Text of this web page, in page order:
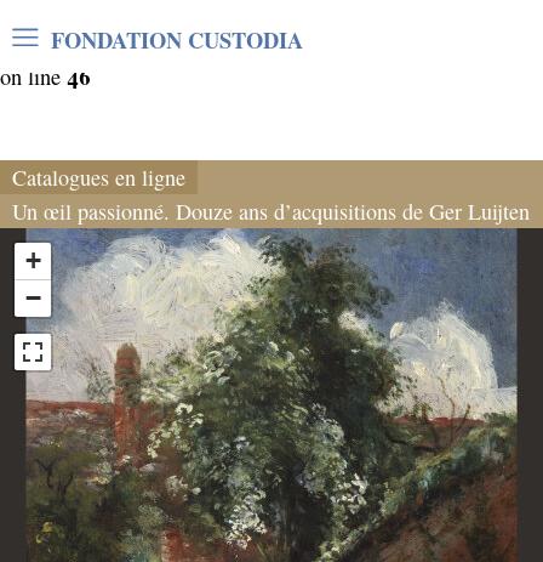
Warning: Undefined array key "var_mode" in
/home/clients/06cf3fb6db0bf3383064f508e4e3b220/
on line 46
FONDATION CUSTODIA
Catalogues en ligne
Un œil passionné. Douze ans d’acquisitions de Ger Luijten
+
−